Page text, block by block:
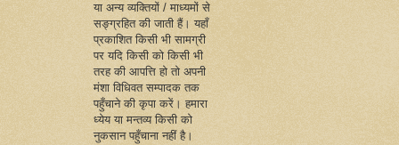
या अन्य व्यक्तियों / माध्यमों से
सङ्ग्रहित की जाती हैं। यहाँ
प्रकाशित किसी भी सामग्री
पर यदि किसी को किसी भी
तरह की आपत्ति हो तो अपनी
मंशा विधिवत सम्पादक तक
पहुँचाने की कृपा करें। हमारा
ध्येय या मन्तव्य किसी को
नुकसान पहुँचाना नहीं है।